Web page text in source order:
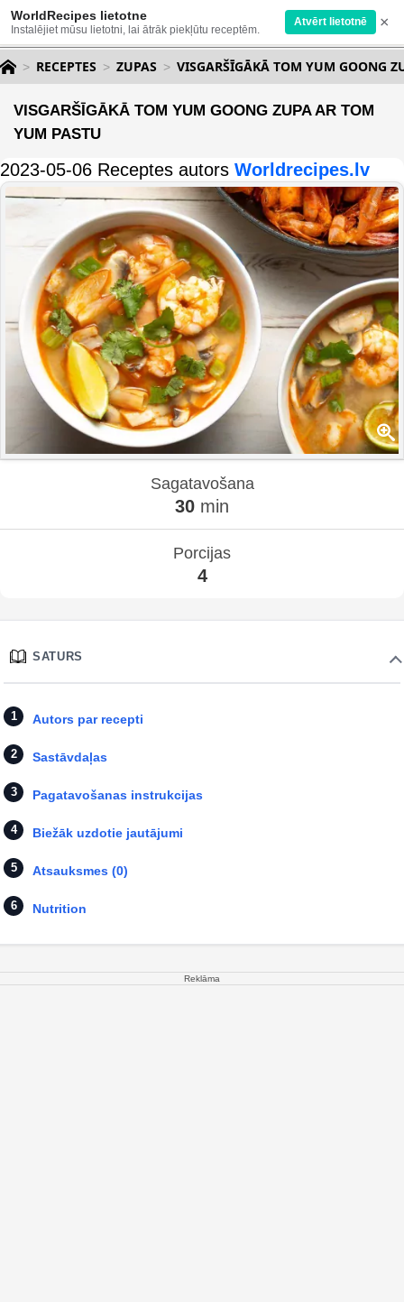
WorldRecipes lietotne
Instalējiet mūsu lietotni, lai ātrāk piekļūtu receptēm.
Atvērt lietotnē ×
RECEPTES ZUPAS VISGARŠĪGĀKĀ TOM YUM GOONG
VISGARŠĪGĀKĀ TOM YUM GOONG ZUPA AR TOM
YUM PASTU
2023-05-06 Receptes autors Worldrecipes.lv
Sagatavošana
30 min
Porcijas
4
SATURS
Autors par recepti
Sastāvdaļas
Pagatavošanas instrukcijas
Biežāk uzdotie jautājumi
Atsauksmes (0)
Nutrition
Reklāma